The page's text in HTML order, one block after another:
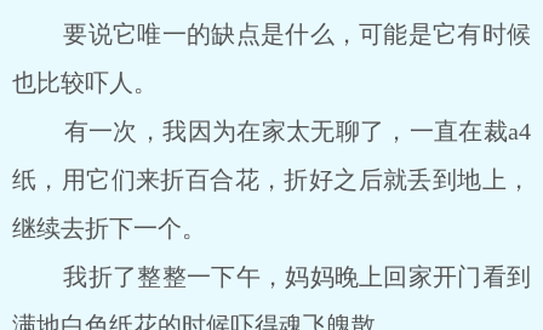
要说它唯一的缺点是什么，可能是它有时候
也比较吓人。
有一次，我因为在家太无聊了，一直在裁a4
纸，用它们来折百合花，折好之后就丢到地上，
继续去折下一个。
我折了整整一下午，妈妈晚上回家开门看到